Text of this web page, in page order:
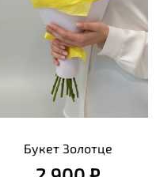
Букет Золотце